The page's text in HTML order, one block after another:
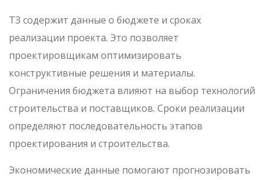
ТЗ содержит данные о бюджете и сроках
реализации проекта. Это позволяет
проектировщикам оптимизировать
конструктивные решения и материалы.
Ограничения бюджета влияют на выбор технологий
строительства и поставщиков. Сроки реализации
определяют последовательность этапов
проектирования и строительства.
Экономические данные помогают прогнозировать